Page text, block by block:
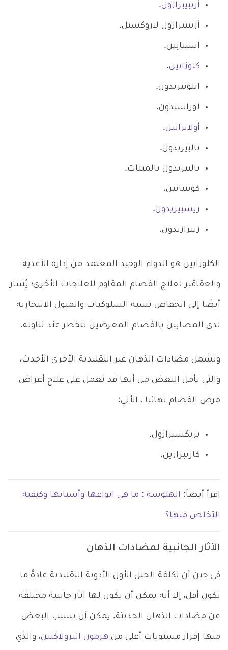
أريبيبرازول.
أريبيبرازول لاروكسيل.
آسينابين.
كلوزابين.
ايلوبيريدون.
لوراسيدون.
أولانزابين.
بالبيريدون.
بالبيريدون بالميتات.
كويتيابين.
ريسبيريدون.
زيبرازيدون.
الكلوزابين هو الدواء الوحيد المعتمد من إدارة الأغذية
والعقاقير لعلاج الفصام المقاوم للعلاجات الأخرى؛ يُشار
أيضًا إلى انخفاض نسبة السلوكيات والميول الانتحارية
لدى المصابين بالفصام المعرضين للخطر عند تناوله.
وتشمل مضادات الذهان غير التقليدية الأخرى الأحدث،
والتي يأمل البعض من أنها قد تعمل على علاج أعراض
مرض الفصام نهائيا ، الأتي:
بريكسبرازول.
كاريبرازين.
اقرأ أيضاً: الهلوسة : ما هي انواعها وأسبابها وكيفية
التخلص منها؟
الآثار الجانبية لمضادات الذهان
في حين أن تكلفة الجيل الأول الأدوية التقليدية عادةً ما
تكون أقل، إلا أنه يمكن أن يكون لها آثار جانبية مختلفة
عن مضادات الذهان الحديثة. يمكن أن يسبب البعض
منها إفراز مستويات أعلى من هرمون البرولاكتين، والذي